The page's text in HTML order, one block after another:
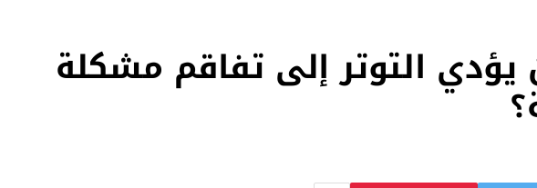
التوتر إلى تفاقم مشكلة